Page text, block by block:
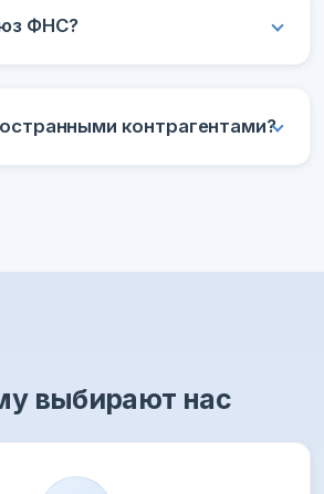
ФНС?
контрагентами?
выбирают нас